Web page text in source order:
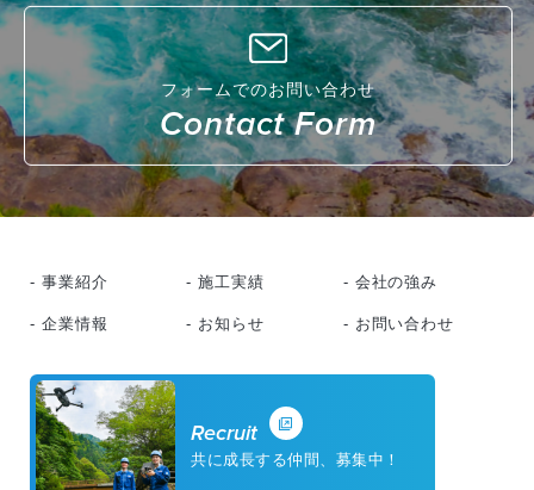
フォームでのお問い合わせ
Contact Form
- 事業紹介 - 施工実績 - 会社の強み
- 企業情報 - お知らせ - お問い合わせ
Recruit
共に成長する仲間、募集中！